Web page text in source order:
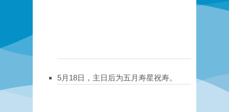
5月18日，主日后为五月寿星祝寿。